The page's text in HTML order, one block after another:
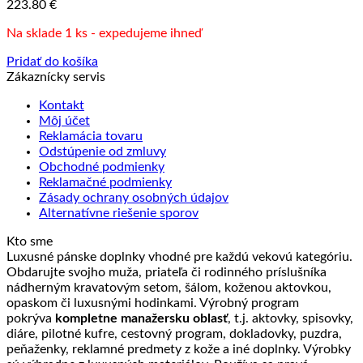
223.80 €
Na sklade 1 ks - expedujeme ihneď
Pridať do košíka
Zákaznícky servis
Kontakt
Môj účet
Reklamácia tovaru
Odstúpenie od zmluvy
Obchodné podmienky
Reklamačné podmienky
Zásady ochrany osobných údajov
Alternatívne riešenie sporov
Kto sme
Luxusné pánske doplnky vhodné pre každú vekovú kategóriu.
Obdarujte svojho muža, priateľa či rodinného príslušníka
nádherným kravatovým setom, šálom, koženou aktovkou,
opaskom či luxusnými hodinkami. Výrobný program
pokrýva kompletne manažersku oblasť, t.j. aktovky, spisovky,
diáre, pilotné kufre, cestovný program, dokladovky, puzdra,
peňaženky, reklamné predmety z kože a iné doplnky. Výrobky